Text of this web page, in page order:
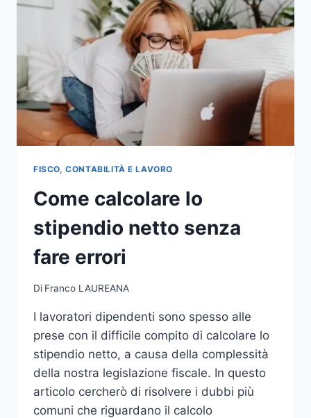
FISCO, CONTABILITÀ E LAVORO
Come calcolare lo
stipendio netto senza
fare errori
Di Franco LAUREANA
I lavoratori dipendenti sono spesso alle
prese con il difficile compito di calcolare lo
stipendio netto, a causa della complessità
della nostra legislazione fiscale. In questo
articolo cercherò di risolvere i dubbi più
comuni che riguardano il calcolo